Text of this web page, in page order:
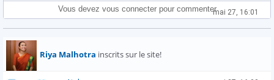
mai 27, 16:01
Vous devez vous connecter pour commenter
Riya Malhotra inscrits sur le site!